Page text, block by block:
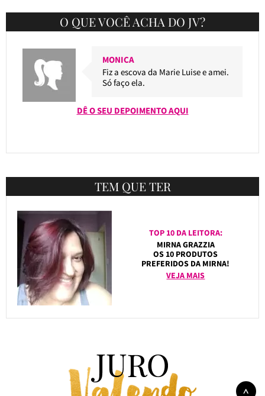
O QUE VOCÊ ACHA DO JV?
MONICA
Fiz a escova da Marie Luise e amei.
Só faço ela.
DÊ O SEU DEPOIMENTO AQUI
TEM QUE TER
TOP 10 DA LEITORA:
MIRNA GRAZZIA
OS 10 PRODUTOS
PREFERIDOS DA MIRNA!
VEJA MAIS